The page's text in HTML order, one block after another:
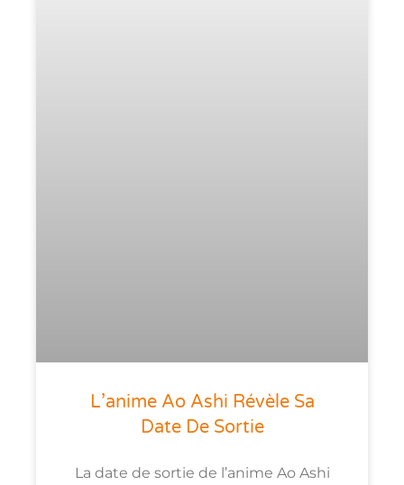
L’anime Ao Ashi Révèle Sa
Date De Sortie
La date de sortie de l’anime Ao Ashi